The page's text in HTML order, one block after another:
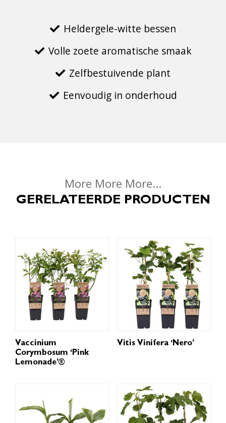
Heldergele-witte bessen
Volle zoete aromatische smaak
Zelfbestuivende plant
Eenvoudig in onderhoud
More More More...
GERELATEERDE PRODUCTEN
Vaccinium
Corymbosum ‘Pink
Lemonade’®
Vitis Vinifera ‘Nero’